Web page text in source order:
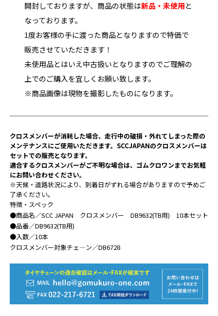
開封しておりますが、商品の状態は新品・未使用と
なっております。
1度お客様の手に渡った商品となりますので特価で
販売させていただきます！
未使用品とはいえ中古扱いとなりますのでご理解の
上でのご購入を宜しくお願い致します。
※商品画像は現物を撮影したものになります。
クロスメンバーが消耗した場合、走行中の破損・外れてしまった際の
メンテナンスにご使用いただきます。SCCJAPANのクロスメンバーは
セットでの販売となります。
適合するクロスメンバーがご不明な場合は、ゴムクロワンまでお気軽
にお問い合わせください。
※天候・道路状況により、到着日がずれる場合がありますので予めご
了承ください。
特徴・スペック
●商品名／SCC JAPAN クロスメンバー DB9632(TB用) 10本セット
●品番／DB9632(TB用)
●入数／10本
クロスメンバー対象チェ―ン／DB6728